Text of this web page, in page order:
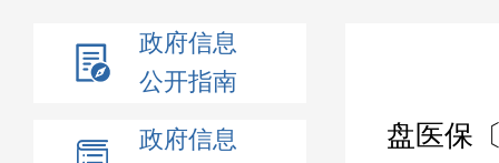
政府信息
公开指南
政府信息
盘医保